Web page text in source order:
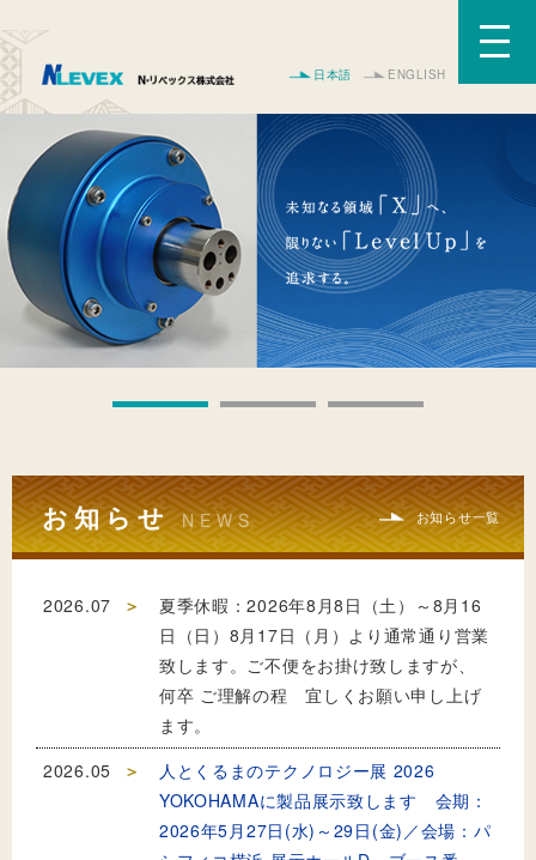
日本語 ENGLISH
お知らせ NEWS お知らせ一覧
2026.07
夏季休暇：2026年8月8日（土）～8月16
日（日）8月17日（月）より通常通り営業
致します。ご不便をお掛け致しますが、
何卒 ご理解の程 宜しくお願い申し上げ
ます。
2026.05
人とくるまのテクノロジー展 2026
YOKOHAMAに製品展示致します 会期：
2026年5月27日(水)～29日(金)／会場：パ